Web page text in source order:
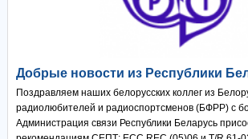
Добрые новости из Республики
Поздравляем наших белорусских коллег из
радиолюбителей и радиоспортсменов (БФРР) с
Администрация связи Республики Беларусь